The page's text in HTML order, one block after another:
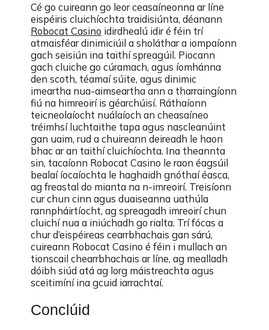
Cé go cuireann go leor ceasaíneonna ar líne
eispéiris cluichíochta traidisiúnta, déanann
Robocat Casino idirdhealú idir é féin trí
atmaisféar dinimiciúil a sholáthar a iompaíonn
gach seisiún ina taithí spreagúil. Piocann
gach cluiche go cúramach, agus íomhánna
den scoth, téamaí súite, agus dinimic
imeartha nua-aimseartha ann a tharraingíonn
fiú na himreoirí is géarchúisí. Ráthaíonn
teicneolaíocht nuálaíoch an cheasaíneo
tréimhsí luchtaithe tapa agus nascleanúint
gan uaim, rud a chuireann deireadh le haon
bhac ar an taithí cluichíochta. Ina theannta
sin, tacaíonn Robocat Casino le raon éagsúil
bealaí íocaíochta le haghaidh gnóthaí éasca,
ag freastal do mianta na n-imreoirí. Treisíonn
cur chun cinn agus duaiseanna uathúla
rannpháirtíocht, ag spreagadh imreoirí chun
cluichí nua a iniúchadh go rialta. Trí fócas a
chur d’eispéireas cearrbhachais gan sárú,
cuireann Robocat Casino é féin i mullach an
tionscail chearrbhachais ar líne, ag mealladh
dóibh siúd atá ag lorg máistreachta agus
sceitimíní ina gcuid iarrachtaí.
Conclúid